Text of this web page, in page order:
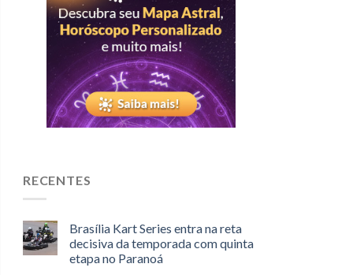
RECENTES
Brasília Kart Series entra na reta
decisiva da temporada com quinta
etapa no Paranoá